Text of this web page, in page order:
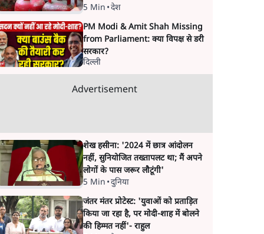
5 Min •देश
PM Modi & Amit Shah Missing
from Parliament: क्या विपक्ष से डरी
सरकार?
दिल्ली
Advertisement
शेख हसीना: '2024 में छात्र आंदोलन
नहीं, सुनियोजित तख्तापलट था; मैं अपने
लोगों के पास जरूर लौटूंगी'
5 Min •दुनिया
जंतर मंतर प्रोटेस्ट: 'युवाओं को प्रताड़ित
किया जा रहा है, पर मोदी-शाह में बोलने
की हिम्मत नहीं'- राहुल